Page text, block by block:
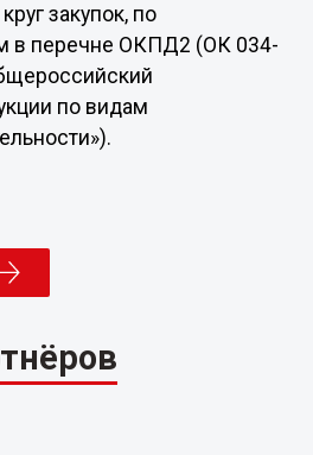
закупок, по
в перечне ОКПД2 (ОК 034-
по видам